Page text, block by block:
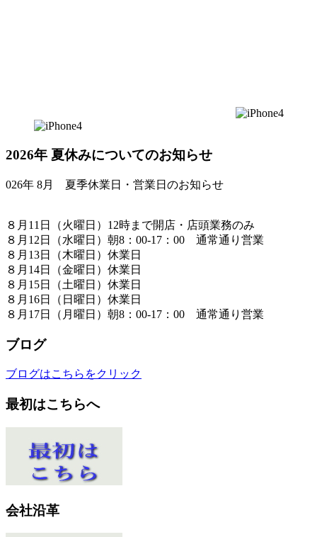
2026年 夏休みについてのお知らせ
026年 8月 夏季休業日・営業日のお知らせ
８月11日（火曜日）12時まで開店・店頭業務のみ
８月12日（水曜日）朝8：00-17：00 通常通り営業
８月13日（木曜日）休業日
８月14日（金曜日）休業日
８月15日（土曜日）休業日
８月16日（日曜日）休業日
８月17日（月曜日）朝8：00-17：00 通常通り営業
ブログ
ブログはこちらをクリック
最初はこちらへ
会社沿革